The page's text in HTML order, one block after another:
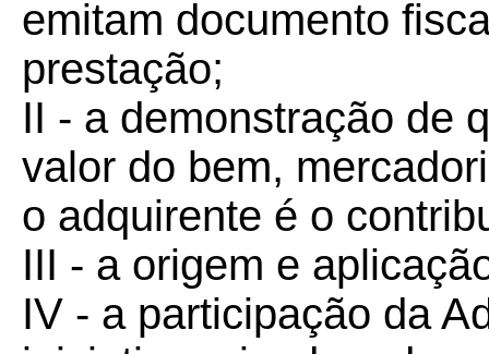
emitam documento
prestação;
II - a demonstração de
valor do bem,
o adquirente é o
III - a origem e
IV - a participação da